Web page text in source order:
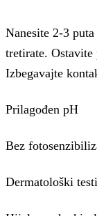
Nanesite 2-3
tretirate.
Izbegavajte
Prilagođen pH
Bez
Dermatološki